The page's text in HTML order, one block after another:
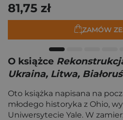
81,75 zł
ZAMÓW
O książce
Ukraina, Litwa, Białoruś
Oto książka napisana na
młodego historyka z Ohio,
Uniwersytecie Yale. W